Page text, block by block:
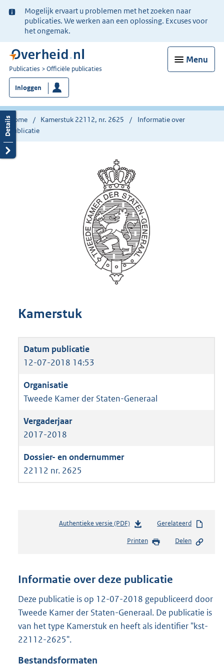
Ter
informatie:
Mogelijk ervaart u problemen met het zoeken naar
publicaties. We werken aan een oplossing. Excuses voor
het ongemak.
Menu
U
bent
nu
hier:
Publicaties Officiële publicaties
Inloggen
Home Kamerstuk 22112, nr. 2625
Informatie over
publicatie
Kamerstuk
12-07-2018 14:53
Tweede Kamer der Staten-Generaal
2017-2018
22112 nr. 2625
Authentieke versie (PDF)b
s
n
s
r
o
Gerelateerd
Printen Delen
Informatie over deze publicatie
Deze publicatie is op 12-07-2018 gepubliceerd door
Tweede Kamer der Staten-Generaal. De publicatie is
van het type Kamerstuk en heeft als identifier "kst-
22112-2625".
Bestandsformaten